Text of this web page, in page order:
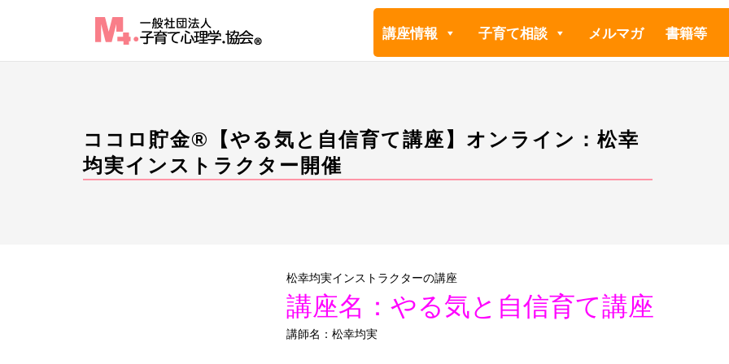
講座情報 子育て相談 メルマガ 書籍等
ココロ貯金®︎【やる気と自信育て講座】オンライン：松幸
均実インストラクター開催
松幸均実インストラクターの講座
講座名：やる気と自信育て講座
講師名：松幸均実